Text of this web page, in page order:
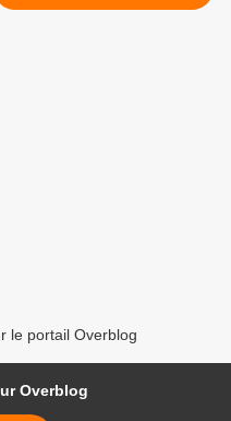
le portail Overblog
Overblog